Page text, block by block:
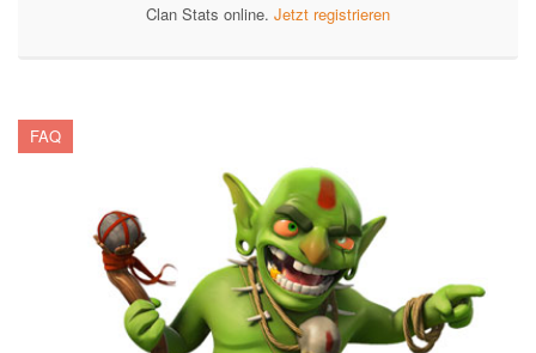
Clan Stats online. Jetzt registrieren
FAQ